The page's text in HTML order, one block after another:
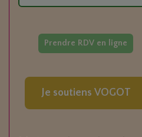
Prendre RDV en ligne
Je soutiens VOGOT